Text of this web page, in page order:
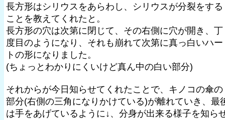
長方形はシリウスをあらわし、シリウスが分裂をする
ことを教えてくれたと。
長方形の穴は次第に閉じて、その右側に穴が開き、丁
度目のようになり、それも崩れて次第に真っ白いハー
トの形になりました。
(ちょっとわかりにくいけど真ん中の白い部分)
それからが今日知らせてくれたことで、キノコの傘の
部分(右側の三角になりかけている)が離れていき、最
は手をあげているように↓、分身が出来る様子を知ら